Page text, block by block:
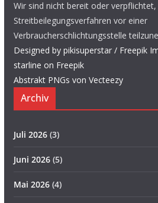
Wir sind nicht bereit oder verpflichtet,
Streitbeilegungsverfahren vor einer
Verbraucherschlichtungsstelle
Designed by pikisuperstar / Freepik
starline on Freepik
Abstrakt PNGs von Vecteezy
Archiv
Juli 2026(3)
Juni 2026(5)
Mai 2026(4)